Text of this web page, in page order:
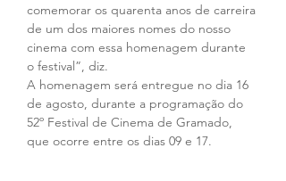
comemorar os quarenta anos de carreira
de um dos maiores nomes do nosso
cinema com essa homenagem durante
o festival”, diz.
A homenagem será entregue no dia 16
de agosto, durante a programação do
52º Festival de Cinema de Gramado,
que ocorre entre os dias 09 e 17.